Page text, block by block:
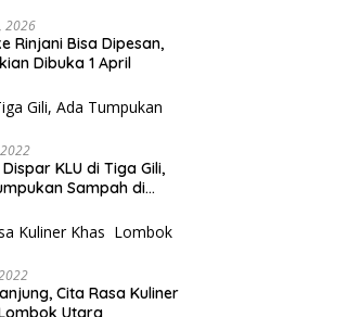
2026
Rinjani Bisa Dipesan,
Dibuka 1 April
KLU di Tiga Gili,
Sampah di
Cita Rasa Kuliner
Utara